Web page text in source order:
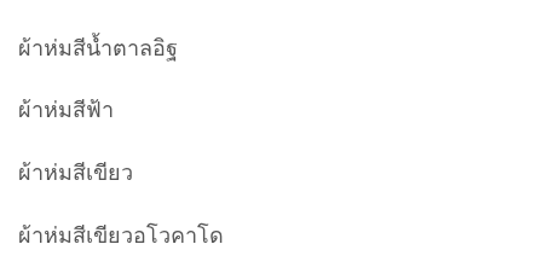
ผ้าห่มสีน้ำตาลอิฐ
ผ้าห่มสีฟ้า
ผ้าห่มสีเขียว
ผ้าห่มสีเขียวอโวคาโด